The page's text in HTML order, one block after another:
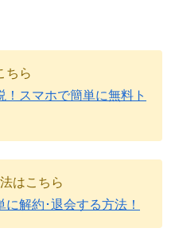
ちら
スマホで簡単に無料ト
はこちら
解約･退会する方法！